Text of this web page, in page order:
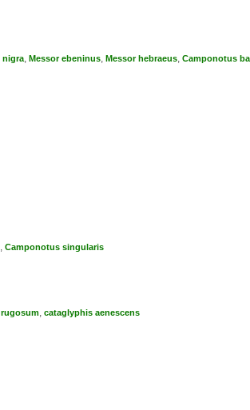
nigra, Messor ebeninus, Messor hebraeus, Camponotus
, Camponotus singularis
, cataglyphis aenescens